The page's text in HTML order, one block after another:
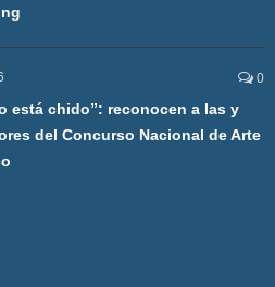
0
está chido”: reconocen a las y
del Concurso Nacional de Arte